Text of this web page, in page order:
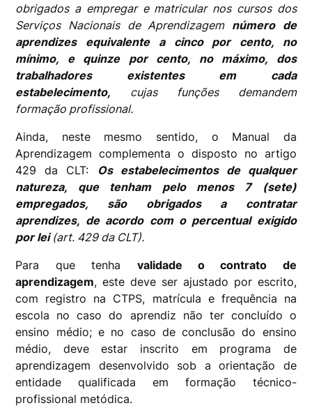
obrigados a empregar e matricular nos cursos dos
Serviços Nacionais de Aprendizagem número de
aprendizes equivalente a cinco por cento, no
mínimo, e quinze por cento, no máximo, dos
trabalhadores existentes em cada
estabelecimento, cujas funções demandem
formação profissional.
Ainda, neste mesmo sentido, o Manual da
Aprendizagem complementa o disposto no artigo
429 da CLT:
Os estabelecimentos de qualquer
natureza, que tenham pelo menos 7 (sete)
empregados, são obrigados a contratar
aprendizes, de acordo com o percentual exigido
por lei(art. 429 da CLT).
Para que tenha validade o contrato de
aprendizagem, este deve ser ajustado por escrito,
com registro na CTPS, matrícula e frequência na
escola no caso do aprendiz não ter concluído o
ensino médio; e no caso de conclusão do ensino
médio, deve estar inscrito em programa de
aprendizagem desenvolvido sob a orientação de
entidade qualificada em formação técnico-
profissional metódica.